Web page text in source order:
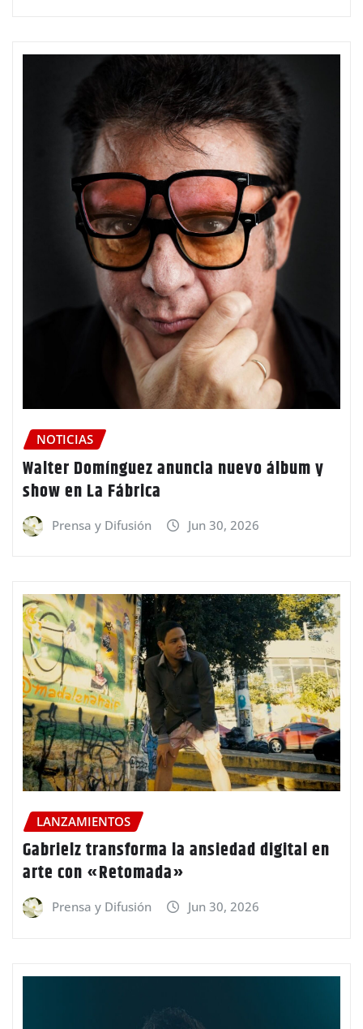
NOTICIAS
Walter Domínguez anuncia nuevo álbum y
show en La Fábrica
Prensa y Difusión Jun 30, 2026
LANZAMIENTOS
Gabrielz transforma la ansiedad digital en
arte con «Retomada»
Prensa y Difusión Jun 30, 2026